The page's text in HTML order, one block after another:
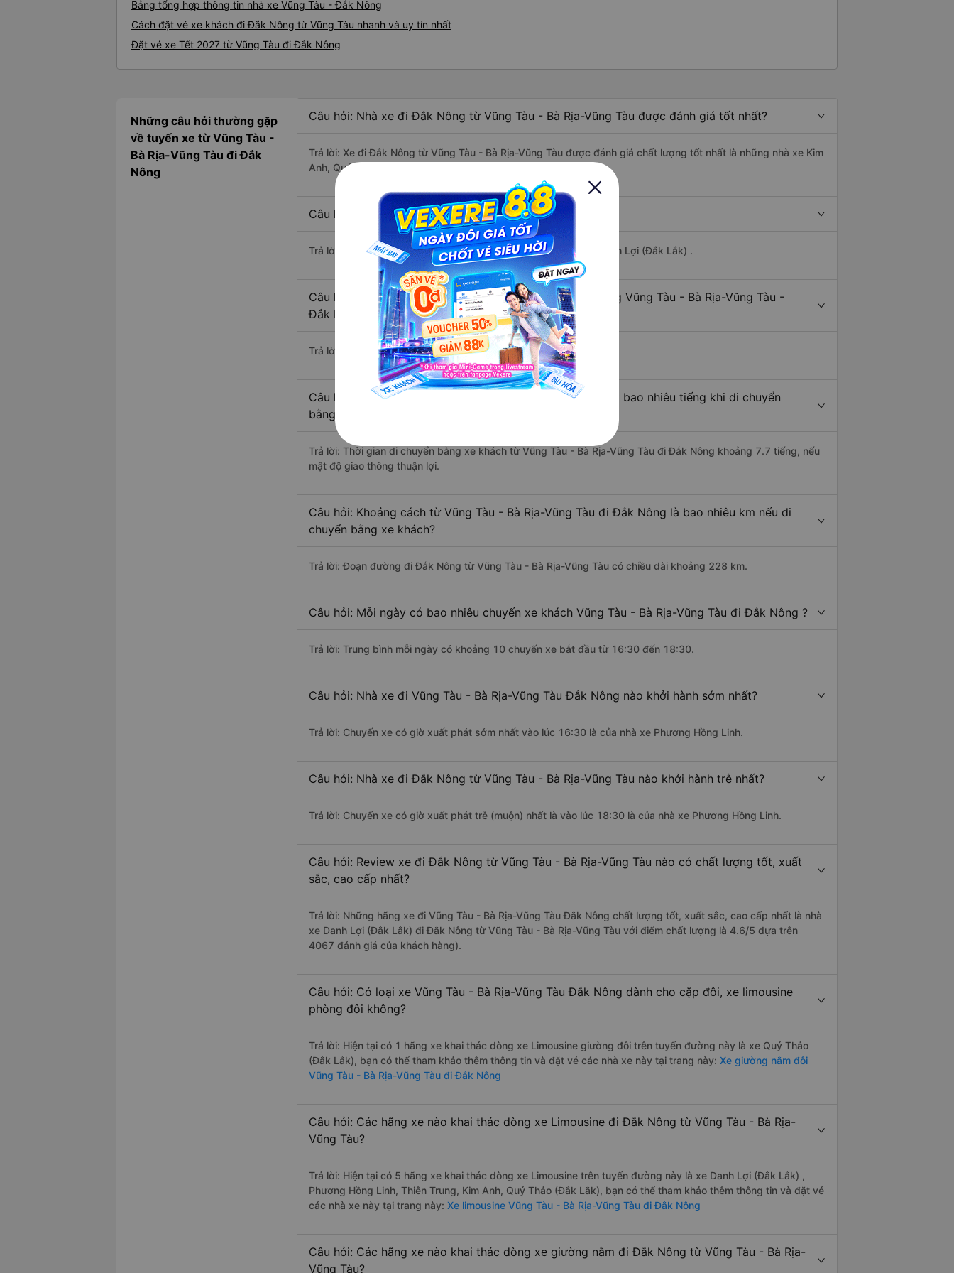
Bảng tổng hợp thông tin nhà xe Vũng Tàu - Đắk Nông
Cách đặt vé xe khách đi Đắk Nông từ Vũng Tàu nhanh và uy tín nhất
Đặt vé xe Tết 2027 từ Vũng Tàu đi Đắk Nông
Những câu hỏi thường gặp
về tuyến xe từ Vũng Tàu -
Bà Rịa-Vũng Tàu đi Đắk
Nông
Câu hỏi: Nhà xe đi Đắk Nông từ Vũng Tàu - Bà Rịa-Vũng Tàu được đánh giá tốt nhất?
Trả lời: Xe đi Đắk Nông từ Vũng Tàu - Bà Rịa-Vũng Tàu được đánh giá chất lượng tốt nhất là những nhà xe Kim
Anh, Quý Thảo (Đắk Lắk), Phương Hồng Linh.
Câu hỏi: Xe nào đi Đắk Nông có giá rẻ nhất?
Trả lời: Vé xe rẻ nhất có mức giá là 350.000 đồng của nhà xe Danh Lợi (Đắk Lắk) .
Câu hỏi: Có bao nhiêu nhà xe đang khai thác tuyến đường Vũng Tàu - Bà Rịa-Vũng Tàu -
Đắk Nông ?
Trả lời: Hiện tại có 5 nhà xe khai thác tuyến đường.
Câu hỏi: Từ Vũng Tàu - Bà Rịa-Vũng Tàu đi Đắk Nông mất bao nhiêu tiếng khi di chuyển
bằng xe khách?
Trả lời: Thời gian di chuyển bằng xe khách từ Vũng Tàu - Bà Rịa-Vũng Tàu đi Đắk Nông khoảng 7.7 tiếng, nếu
mật độ giao thông thuận lợi.
Câu hỏi: Khoảng cách từ Vũng Tàu - Bà Rịa-Vũng Tàu đi Đắk Nông là bao nhiêu km nếu di
chuyển bằng xe khách?
Trả lời: Đoạn đường đi Đắk Nông từ Vũng Tàu - Bà Rịa-Vũng Tàu có chiều dài khoảng 228 km.
Câu hỏi: Mỗi ngày có bao nhiêu chuyến xe khách Vũng Tàu - Bà Rịa-Vũng Tàu đi Đắk Nông ?
Trả lời: Trung bình mỗi ngày có khoảng 10 chuyến xe bắt đầu từ 16:30 đến 18:30.
Câu hỏi: Nhà xe đi Vũng Tàu - Bà Rịa-Vũng Tàu Đắk Nông nào khởi hành sớm nhất?
Trả lời: Chuyến xe có giờ xuất phát sớm nhất vào lúc 16:30 là của nhà xe Phương Hồng Linh.
Câu hỏi: Nhà xe đi Đắk Nông từ Vũng Tàu - Bà Rịa-Vũng Tàu nào khởi hành trễ nhất?
Trả lời: Chuyến xe có giờ xuất phát trễ (muộn) nhất là vào lúc 18:30 là của nhà xe Phương Hồng Linh.
Câu hỏi: Review xe đi Đắk Nông từ Vũng Tàu - Bà Rịa-Vũng Tàu nào có chất lượng tốt, xuất
sắc, cao cấp nhất?
Trả lời: Những hãng xe đi Vũng Tàu - Bà Rịa-Vũng Tàu Đắk Nông chất lượng tốt, xuất sắc, cao cấp nhất là nhà
xe Danh Lợi (Đắk Lắk) đi Đắk Nông từ Vũng Tàu - Bà Rịa-Vũng Tàu với điểm chất lượng là 4.6/5 dựa trên
4067 đánh giá của khách hàng).
Câu hỏi: Có loại xe Vũng Tàu - Bà Rịa-Vũng Tàu Đắk Nông dành cho cặp đôi, xe limousine
phòng đôi không?
Trả lời: Hiện tại có 1 hãng xe khai thác dòng xe Limousine giường đôi trên tuyến đường này là xe Quý Thảo
(Đắk Lắk), bạn có thể tham khảo thêm thông tin và đặt vé các nhà xe này tại trang này: Xe giường nằm đôi
Vũng Tàu - Bà Rịa-Vũng Tàu đi Đắk Nông
Câu hỏi: Các hãng xe nào khai thác dòng xe Limousine đi Đắk Nông từ Vũng Tàu - Bà Rịa-
Vũng Tàu?
Trả lời: Hiện tại có 5 hãng xe khai thác dòng xe Limousine trên tuyến đường này là xe Danh Lợi (Đắk Lắk) ,
Phương Hồng Linh, Thiên Trung, Kim Anh, Quý Thảo (Đắk Lắk), bạn có thể tham khảo thêm thông tin và đặt vé
các nhà xe này tại trang này: Xe limousine Vũng Tàu - Bà Rịa-Vũng Tàu đi Đắk Nông
Câu hỏi: Các hãng xe nào khai thác dòng xe giường nằm đi Đắk Nông từ Vũng Tàu - Bà Rịa-
Vũng Tàu?